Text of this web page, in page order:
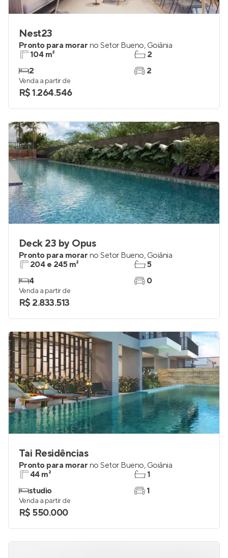
Nest23
Pronto para morar no Setor Bueno, Goiânia
104 m²
2
2
2
Venda a partir de
R$ 1.264.546
Deck 23 by Opus
Pronto para morar no Setor Bueno, Goiânia
204 e 245 m²
4
5
0
Venda a partir de
R$ 2.833.513
Tai Residências
Pronto para morar no Setor Bueno, Goiânia
44 m²
studio
1
1
Venda a partir de
R$ 550.000